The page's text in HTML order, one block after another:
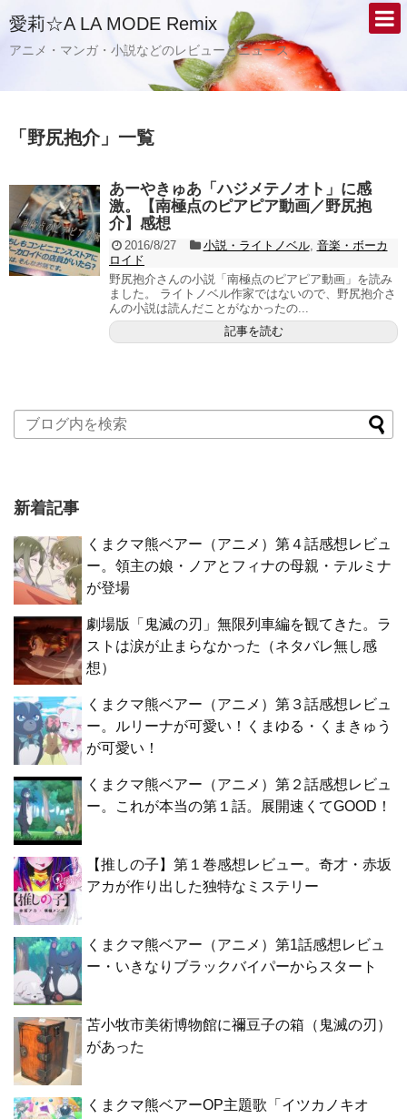
愛莉☆A LA MODE Remix
アニメ・マンガ・小説などのレビューとニュース
「 野尻抱介」 一覧
あーやきゅあ「ハジメテノオト」に感
激。【南極点のピアピア動画／野尻抱
介】感想
2016/8/27 小説・ライトノベル, 音楽・ボーカ
ロイド
野尻抱介さんの小説「南極点のピアピア動画」を読み
ました。 ライトノベル作家ではないので、野尻抱介さ
んの小説は読んだことがなかったの...
記事を読む
新着記事
くまクマ熊ベアー（アニメ）第４話感想レビュ
ー。領主の娘・ノアとフィナの母親・テルミナ
が登場
劇場版「鬼滅の刃」無限列車編を観てきた。ラ
ストは涙が止まらなかった（ネタバレ無し感
想）
くまクマ熊ベアー（アニメ）第３話感想レビュ
ー。ルリーナが可愛い！くまゆる・くまきゅう
が可愛い！
くまクマ熊ベアー（アニメ）第２話感想レビュ
ー。これが本当の第１話。展開速くてGOOD！
【推しの子】第１巻感想レビュー。奇才・赤坂
アカが作り出した独特なミステリー
くまクマ熊ベアー（アニメ）第1話感想レビュ
ー・いきなりブラックバイパーからスタート
苫小牧市美術博物館に禰豆子の箱（鬼滅の刃）
があった
くまクマ熊ベアーOP主題歌「イツカノキオ